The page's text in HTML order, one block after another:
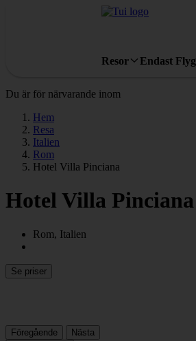
Resor Endast Flyg
Du är för närvarande inom
Hem
Resa
Italien
Rom
Hotel Villa Pinciana
Hotel Villa Pinciana
Rom, Italien
Se priser
Föregående
Nästa